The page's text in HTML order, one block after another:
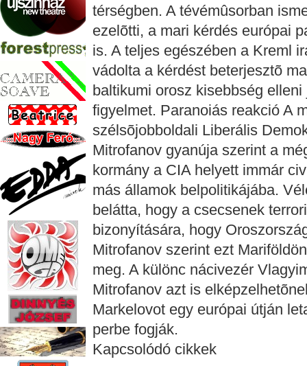
térségben. A tévémûsorban
ezelõtti, a mari kérdés európai
is. A teljes egészében a Kreml
vádolta a kérdést beterjesztõ
baltikumi orosz kisebbség
figyelmet. Paranoiás reakció A
szélsõjobboldali Liberális
Mitrofanov gyanúja szerint a
kormány a CIA helyett immár
más államok belpolitikájába.
belátta, hogy a csecsenek
bizonyítására, hogy
Mitrofanov szerint ezt
meg. A különc nácivezér
Mitrofanov azt is
Markelovot egy európai útján
perbe fogják.
Kapcsolódó cikkek